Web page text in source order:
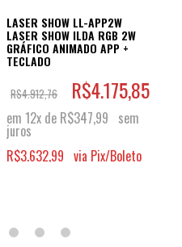
LASER SHOW LL-APP2W
LASER SHOW ILDA RGB 2W
GRÁFICO ANIMADO APP +
TECLADO
R$4.912,76 R$4.175,85
em 12x de R$347,99 sem
juros
R$3.632,99 via Pix/Boleto